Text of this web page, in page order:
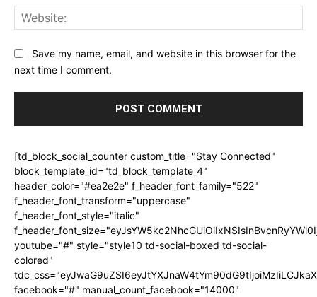
Save my name, email, and website in this browser for the
next time I comment.
[td_block_social_counter custom_title="Stay Connected"
block_template_id="td_block_template_4"
header_color="#ea2e2e" f_header_font_family="522"
f_header_font_transform="uppercase"
f_header_font_style="italic"
youtube="#" style="style10 td-social-boxed td-social-
colored"
facebook="#" manual_count_facebook="14000"